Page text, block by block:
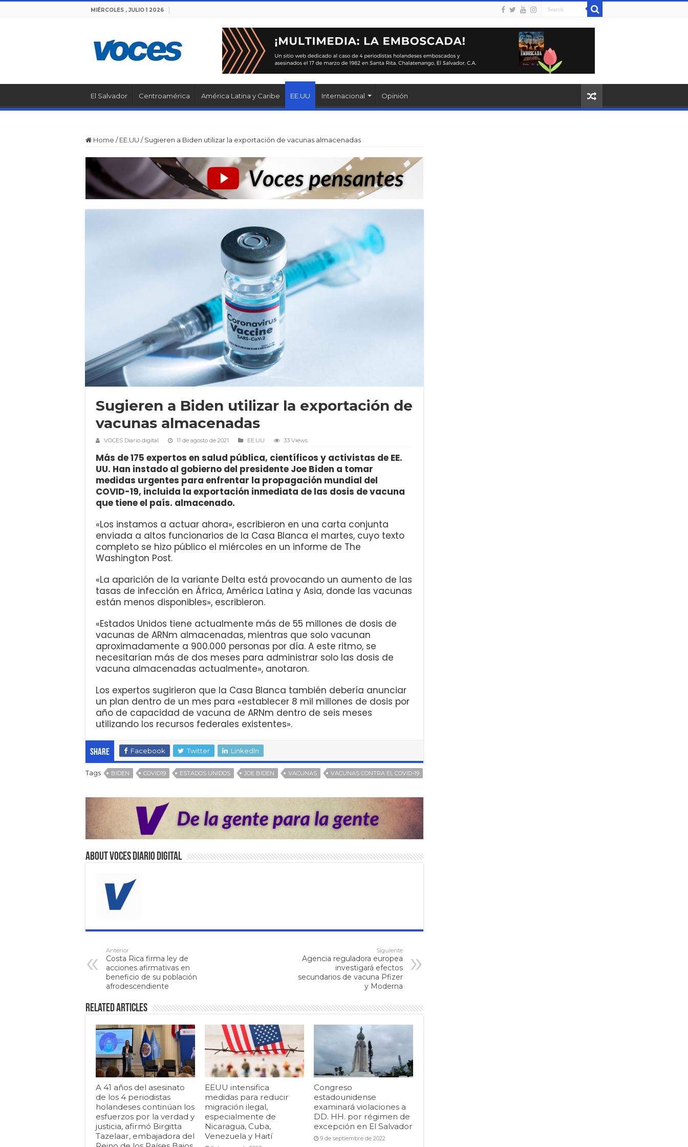
MIÉRCOLES , JULIO 1 2026
El Salvador Centroamérica América Latina y Caribe EE.UU Internacional Opinión
Home / EE.UU / Sugieren a Biden utilizar la exportación de vacunas almacenadas
Sugieren a Biden utilizar la exportación de
vacunas almacenadas
VOCES Diario digital 11 de agosto de 2021 EE.UU 33 Views
Más de 175 expertos en salud pública, científicos y activistas de EE.
UU. Han instado al gobierno del presidente Joe Biden a tomar
medidas urgentes para enfrentar la propagación mundial del
COVID-19, incluida la exportación inmediata de las dosis de vacuna
que tiene el país. almacenado.
«Los instamos a actuar ahora», escribieron en una carta conjunta
enviada a altos funcionarios de la Casa Blanca el martes, cuyo texto
completo se hizo público el miércoles en un informe de The
Washington Post.
«La aparición de la variante Delta está provocando un aumento de las
tasas de infección en África, América Latina y Asia, donde las vacunas
están menos disponibles», escribieron.
«Estados Unidos tiene actualmente más de 55 millones de dosis de
vacunas de ARNm almacenadas, mientras que solo vacunan
aproximadamente a 900.000 personas por día. A este ritmo, se
necesitarían más de dos meses para administrar solo las dosis de
vacuna almacenadas actualmente», anotaron.
Los expertos sugirieron que la Casa Blanca también debería anunciar
un plan dentro de un mes para «establecer 8 mil millones de dosis por
año de capacidad de vacuna de ARNm dentro de seis meses
utilizando los recursos federales existentes».
Share Facebook Twitter LinkedIn
Tags BIDEN COVID19 ESTADOS UNIDOS JOE BIDEN VACUNAS VACUNAS CONTRA EL COVID-19
About VOCES Diario digital
Anterior
Costa Rica firma ley de
acciones afirmativas en
beneficio de su población
afrodescendiente
Siguiente
Agencia reguladora europea
investigará efectos
secundarios de vacuna Pfizer
y Moderna
Related Articles
A 41 años del asesinato
de los 4 periodistas
holandeses continúan los
esfuerzos por la verdad y
justicia, afirmó Birgitta
Tazelaar, embajadora del
EEUU intensifica
medidas para reducir
migración ilegal,
especialmente de
Nicaragua, Cuba,
Venezuela y Haití
Congreso
estadounidense
examinará violaciones a
DD. HH. por régimen de
excepción en El Salvador
9 de septiembre de 2022